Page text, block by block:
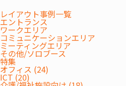
レイアウト事例一覧
エントランス
ワークエリア
コミュニケーションエリア
ミーティングエリア
その他/ソロブース
特集
オフィス (24)
ICT (20)